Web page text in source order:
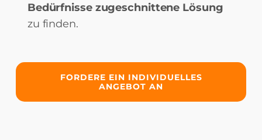
Bedürfnisse zugeschnittene Lösung
zu finden.
FORDERE EIN INDIVIDUELLES
ANGEBOT AN